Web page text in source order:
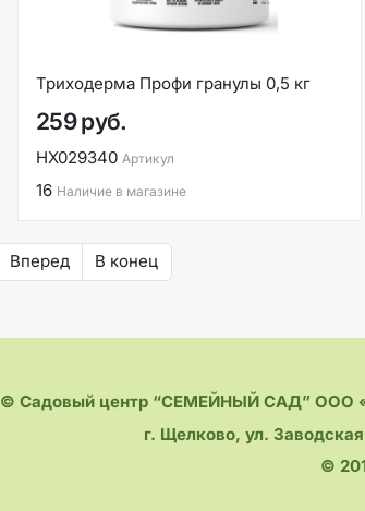
Триходерма Профи гранулы 0,5 кг
259 руб.
НХ029340 Артикул
16 Наличие в магазине
Вперед В конец
© Садовый центр “СЕМЕЙНЫЙ САД” ООО
г. Щелково, ул.
©